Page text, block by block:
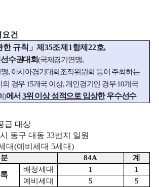
건
한 규칙 」제 35조제 1항제22호,
수권대회(국제경기연맹,
, 아시아경기대회조직위원회 등이 주최하는
의 경우 15개국 이상,개인경기인 경우10개국
)에서 3위 이상 성적으로 입상한 우수선수
급 대상
동구 대동 33번지 일원
대(예비세대 5세대)
84A 계
배정세대 1
1
예비세대
5 5